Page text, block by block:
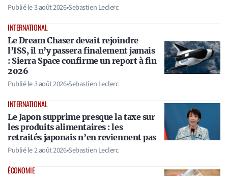
Publié le3 août 2026•Sebastien Leclerc
INTERNATIONAL
Le Dream Chaser devait rejoindre
l’ISS, il n’y passera finalement jamais
: Sierra Space confirme un report à fin
2026
Publié le3 août 2026•Sebastien Leclerc
INTERNATIONAL
Le Japon supprime presque la taxe sur
les produits alimentaires : les
retraités japonais n’en reviennent pas
Publié le2 août 2026•Sebastien Leclerc
ÉCONOMIE